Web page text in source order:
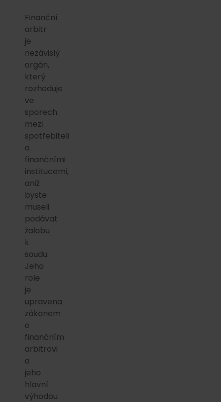
Finanční
arbitr
je
nezávislý
orgán,
který
rozhoduje
ve
sporech
mezi
spotřebiteli
a
finančními
institucemi,
aniž
byste
museli
podávat
žalobu
k
soudu.
Jeho
role
je
upravena
zákonem
o
finančním
arbitrovi
a
jeho
hlavní
výhodou